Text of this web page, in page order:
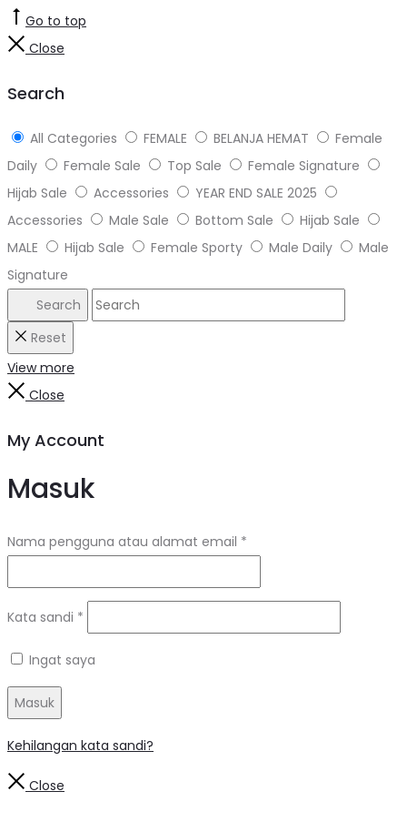
Go to top
Close
Search
All Categories FEMALE BELANJA HEMAT
Female
Daily
Female Sale Top Sale
Female Signature
Hijab Sale
Accessories
YEAR END SALE 2025
Accessories
Male Sale Bottom Sale
Hijab Sale
MALE
Hijab Sale Female Sporty Male Daily
Male
Signature
Search
Reset
View more
Close
My Account
Masuk
Nama pengguna atau alamat email *
Kata sandi *
Ingat saya
Masuk
Kehilangan kata sandi?
Close